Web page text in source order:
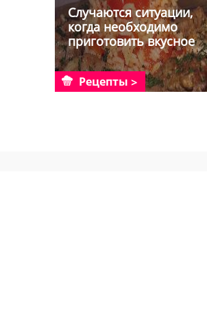
Случаются ситуации,
когда необходимо
приготовить вкусное
блю...
Рецепты